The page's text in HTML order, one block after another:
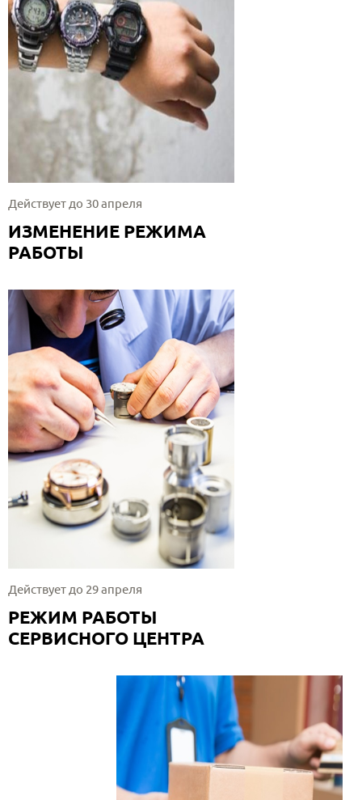
Действует до 30 апреля
ИЗМЕНЕНИЕ РЕЖИМА
РАБОТЫ
Действует до 29 апреля
РЕЖИМ РАБОТЫ
СЕРВИСНОГО ЦЕНТРА